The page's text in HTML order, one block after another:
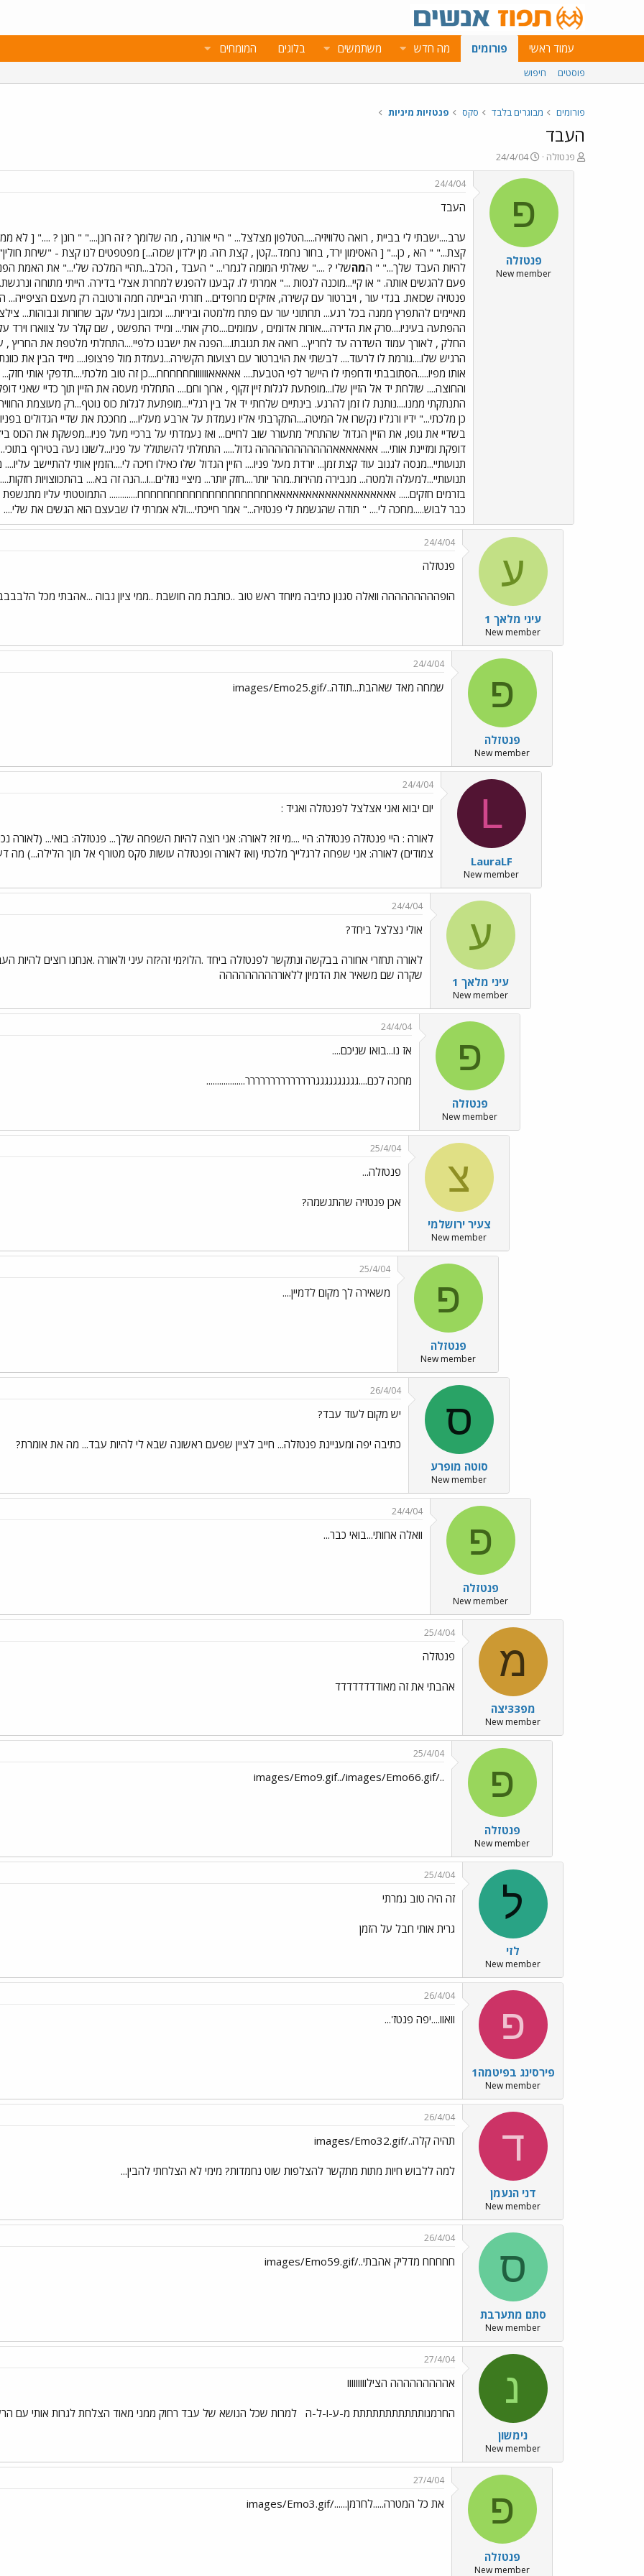
עמוד ראשי פורומים מה חדש משתמשים בלוגים המומחים
פוסטים חיפוש
פורומים מבוגרים בלבד סקס פנטזיות מיניות
העבד
פ
ו
פנטזלה
פ
ו
ר
ם
ב
א
ר
י
24/4/04
פ
פנטזלה
New member
24/4/04
העבד
ערב....ישבתי לי בביית , רואה טלוויזיה.....הטלפון מצלצל... " היי אורנה , מה שלומך ? זה רונן...." " רונן ? ...." [
קצת..." " הא , כן..." [ האסימון ירד, בחור נחמד...קטן , קצת רזה. מן ילדון שכזה...] מפטפטים לנו קצת - "שיחת
להיות העבד שלך..." " המהשלי ? ...." שאלתי המומה לגמרי... " העבד , הכלב...תהיי המלכה שלי..." את האמת
פעם להגשים אותה. " או קיי...מוכנה לנסות ..." אמרתי לו. קבענו להפגש למחרת אצלי בדירה. הייתי מתוחה
פנטזיה שכזאת. בגדי עור , ויברטור עם קשירה, אזיקים מרופדים... חזרתי הבייתה חמה ורטובה רק מעצם
מאיימים להתפרץ ממנה בכל רגע... תחתוני עור עם פתח מלמטה וביריות.... וכמובן נעלי עקב שחורות וגבוהות...
ההפתעה בעיניו....סרק את הדירה....אורות אדומים , עמומים....סרק אותי... ומייד התפשט , שם קולר על צווארו
החלק , לאורך עמוד השדרה עד לחריץ... רואה את תגובתו....הפנה את ישבנו כלפיי....התחלתי מלטפת את
הרגיש שלו....גורמת לו לרעוד.... לבשתי את הויברטור עם רצועות הקשירה...נעמדת מול פרצופו.... מייד הבין את
אותו מפיו.....הסתובבתי ודחפתי לו היישר לפי הטבעת.... אאאאאווווווחחחחחח....כן זה טוב מלכתי....תדפקי אותי
והחוצה.... שולחת יד אל הזיין שלו...מופתעת לגלות זיין זקוף , ארוך וחם.... התחלתי מעסה את הזיין תוך כדיי
התנתקתי ממנו....נותנת לו זמן להרגע. בינתיים שלחתי יד אל בין רגליי...מופתעת לגלות כוס נוטף...רק מעוצמת
כן מלכתי..." ידיו ורגליו נקשרו אל המיטה....התקרבתי אליו נעמדת על ארבע מעליו.... מחככת את שדיי הגדולים
בשדיי את גופו, את הזיין הגדול שהתחיל מתעורר שוב לחיים... ואז נעמדתי על ברכיי מעל פניו...מפשקת את הכוס
דופקת ומזיינת אותי.... אאאאאאאהההההההההההה גדול..... התחלתי להשתולל על פניו...לשונו נעה בטירוף
תנועותיי...מנסה לגנוב עוד קצת זמן... יורדת מעל פניו.... הזיין הגדול שלו כאילו חיכה לי....הזמין אותי להתיישב
תנועותיי...למעלה ולמטה... מגבירה מהירות..מהר יותר....חזק יותר... מיציי נוזלים...ו...הנה זה בא.... בהתכווצויות
בזרמים חזקים..... אאאאאאאאאאאאאאאאאאאחחחחחחחחחחחחחחחחחחחחח............. התמוטטתי עליו מתנשפת
כבר לבוש.....מחכה לי.... " תודה שהגשמת לי פנטזיה..." אמר חייכתי....ולא אמרתי לו שבעצם הוא הגשים את שלי....
ע
עיני מלאך 1
New member
24/4/04
פנטזלה
הופההההההההה וואלה סגנון כתיבה מיוחד ראש טוב ..כותבת מה חושבת ..ממי ציון גבוה ...אהבתי מכל
פ
פנטזלה
New member
24/4/04
שמחה מאד שאהבת...תודה../images/Emo25.gif
L
LauraLF
New member
24/4/04
יום יבוא ואני אצלצל לפנטזלה ואגיד :
לאורה : היי פנטזלה פנטזלה: היי ....מי זו? לאורה: אני רוצה להיות השפחה שלך... פנטזלה: בואי... (לאורה
צמודים) לאורה: אני שפחה לרגלייך מלכתי (ואז לאורה ופנטזלה עושות סקס מטורף אל תוך הלילה...) מה
ע
עיני מלאך 1
New member
24/4/04
אולי נצלצל ביחד?
לאורה תחזרי אחורה בבקשה ונתקשר לפנטזלה ביחד .הלו?מי זה?זה עיני ולאורה .אנחנו רוצים להיות
שקרה שם משאיר את הדמיון ללאורההההההההה
פ
פנטזלה
New member
24/4/04
אז נו...בואו שניכם....
מחכה לכם....גגגגגגגגגגרררררררררררררר..................
צ
צעיר ירושלמי
New member
25/4/04
פנטזלה...
אכן פנטזיה שהתגשמה?
פ
פנטזלה
New member
25/4/04
משאירה לך מקום לדמיין....
ס
סוטה מופרע
New member
26/4/04
יש מקום לעוד עבד?
כתיבה יפה ומעניינת פנטזלה... חייב לציין שפעם ראשונה שבא לי להיות עבד... מה את אומרת?
פ
פנטזלה
New member
24/4/04
וואלה אחותי...בואי כבר...
מ
מפ33יצה
New member
25/4/04
פנטזלה
אהבתי את זה מאודדדדדדדד
פ
פנטזלה
New member
25/4/04
../images/Emo9.gif../images/Emo66.gif
ל
לזי
New member
25/4/04
זה היה טוב גמרתי
גרית אותי חבל על הזמן
פ
פירסינג בפיטמה1
New member
26/4/04
וואוו....יפה פנטז'...
ד
דני הנעמן
New member
26/4/04
תהיה קלה../images/Emo32.gif
למה ללבוש חיות מתות מתקשר להצלפות שוט נחמדות? מימי לא הצלחתי להבין...
ס
סתם מתערבת
New member
26/4/04
חחחחח מדליק אהבתי../images/Emo59.gif
נ
נימשון
New member
27/4/04
אההההההההה הצילווווווווו
החרמנותתתתתתתתתתת מ-ע-ו-ל-ה למרות שכל הנושא של עבד רחוק ממני מאוד הצלחת לגרות אותי עם
פ
פנטזלה
New member
27/4/04
את כל המטרה.....לחרמן....../images/Emo3.gif